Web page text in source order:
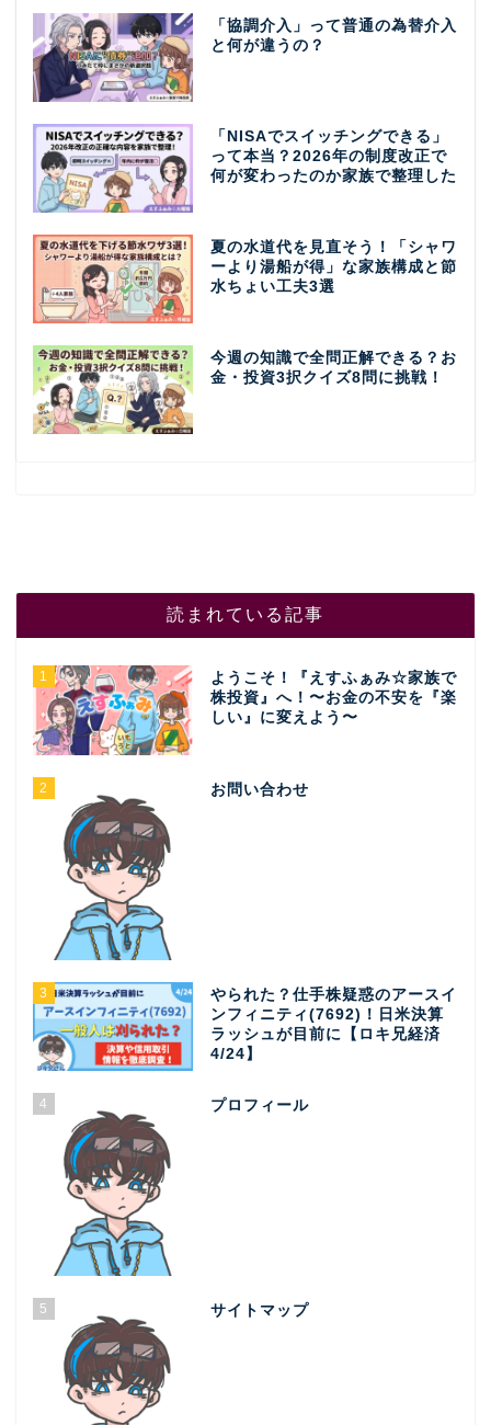
「協調介入」って普通の為替介入
と何が違うの？
「NISAでスイッチングできる」
って本当？2026年の制度改正で
何が変わったのか家族で整理した
夏の水道代を見直そう！「シャワ
ーより湯船が得」な家族構成と節
水ちょい工夫3選
今週の知識で全問正解できる？お
金・投資3択クイズ8問に挑戦！
読まれている記事
1
ようこそ！『えすふぁみ☆家族で
株投資』へ！〜お金の不安を『楽
しい』に変えよう〜
2 お問い合わせ
3
やられた？仕手株疑惑のアースイ
ンフィニティ(7692)！日米決算
ラッシュが目前に【ロキ兄経済
4/24】
4 プロフィール
5 サイトマップ